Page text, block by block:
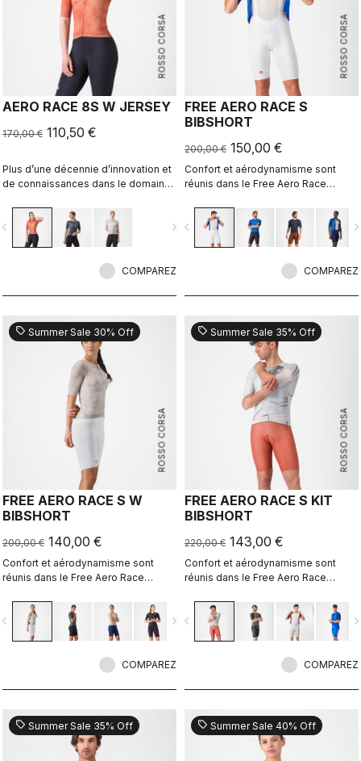
ROSSO CORSA
AERO RACE 8S W JERSEY
170,00 € 110,50 €
Plus d’une décennie d’innovation et
de connaissances dans le domaine
rapide l’est désormais encore plus
navigate_next
COMPAREZ
ROSSO CORSA
FREE AERO RACE S
BIBSHORT
200,00 € 150,00 €
Confort et aérodynamisme sont
réunis dans le Free Aero Race
confortable à ce jour.
navigate_before
COMPAREZ
ROSSO CORSA
sell Summer Sale 30% Off
FREE AERO RACE S W
BIBSHORT
200,00 € 140,00 €
Confort et aérodynamisme sont
réunis dans le Free Aero Race
confortable à ce jour.
navigate_next
COMPAREZ
ROSSO CORSA
sell Summer Sale 35% Off
FREE AERO RACE S KIT
BIBSHORT
220,00 € 143,00 €
Confort et aérodynamisme sont
réunis dans le Free Aero Race
confortable à ce jour.
navigate_before
COMPAREZ
sell Summer Sale 35% Off sell Summer Sale 40% Off